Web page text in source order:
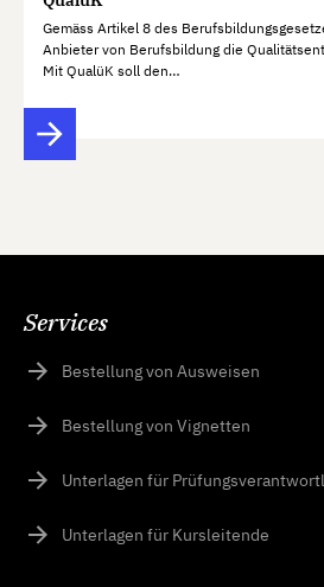
Gemäss Artikel 8 des
Anbieter von Berufsbildung die
Mit QualüK soll den…
Services
Bestellung von Ausweisen
Bestellung von Vignetten
Unterlagen für
Unterlagen für Kursleitende